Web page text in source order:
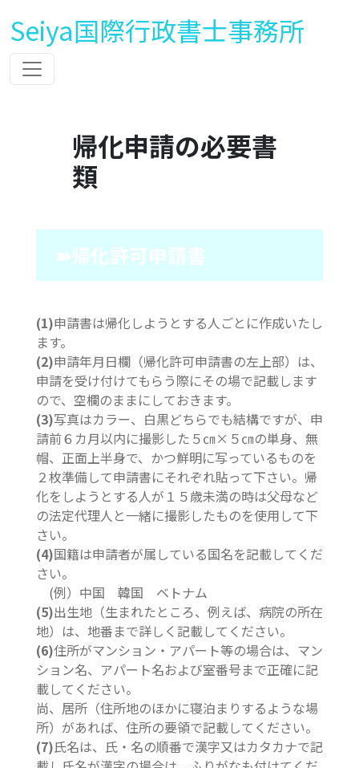
Seiya国際行政書士事務所
帰化申請の必要書
類
➽帰化許可申請書
(1)申請書は帰化しようとする人ごとに作成いたし
ます。
(2)申請年月日欄（帰化許可申請書の左上部）は、
申請を受け付けてもらう際にその場で記載します
ので、空欄のままにしておきます。
(3)写真はカラー、白黒どちらでも結構ですが、申
請前６カ月以内に撮影した５㎝×５㎝の単身、無
帽、正面上半身で、かつ鮮明に写っているものを
２枚準備して申請書にそれぞれ貼って下さい。帰
化をしようとする人が１５歳未満の時は父母など
の法定代理人と一緒に撮影したものを使用して下
さい。
(4)国籍は申請者が属している国名を記載してくだ
さい。
(例）中国 韓国 ベトナム
(5)出生地（生まれたところ、例えば、病院の所在
地）は、地番まで詳しく記載してください。
(6)住所がマンション・アパート等の場合は、マン
ション名、アパート名および室番号まで正確に記
載してください。
尚、居所（住所地のほかに寝泊まりするような場
所）があれば、住所の要領で記載してください。
(7)氏名は、氏・名の順番で漢字又はカタカナで記